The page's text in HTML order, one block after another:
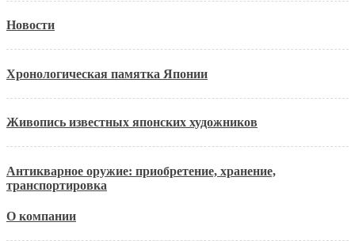
Новости
Хронологическая памятка Японии
Живопись известных японских художников
Антикварное оружие: приобретение, хранение,
транспортировка
О компании